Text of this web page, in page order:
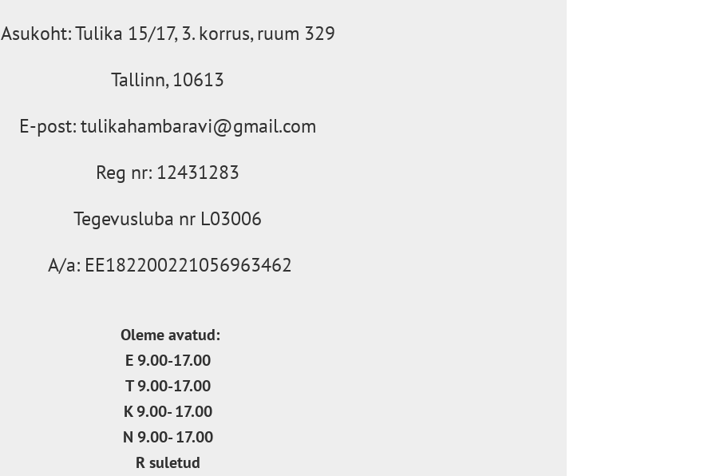
Asukoht: Tulika 15/17, 3. korrus, ruum 329
Tallinn, 10613
E-post:tulikahambaravi@gmail.com
Reg nr: 12431283
Tegevusluba nr L03006
A/a: EE182200221056963462
Oleme avatud:
E 9.00-17.00
T 9.00-17.00
K 9.00- 17.00
N 9.00- 17.00
R suletud